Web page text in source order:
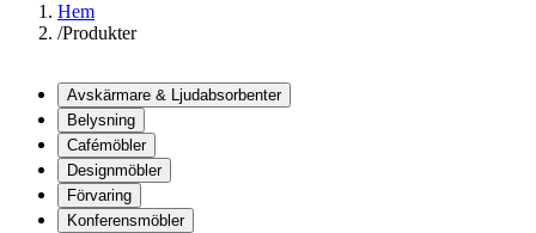
Hem
/Produkter
Avskärmare & Ljudabsorbenter
Belysning
Cafémöbler
Designmöbler
Förvaring
Konferensmöbler